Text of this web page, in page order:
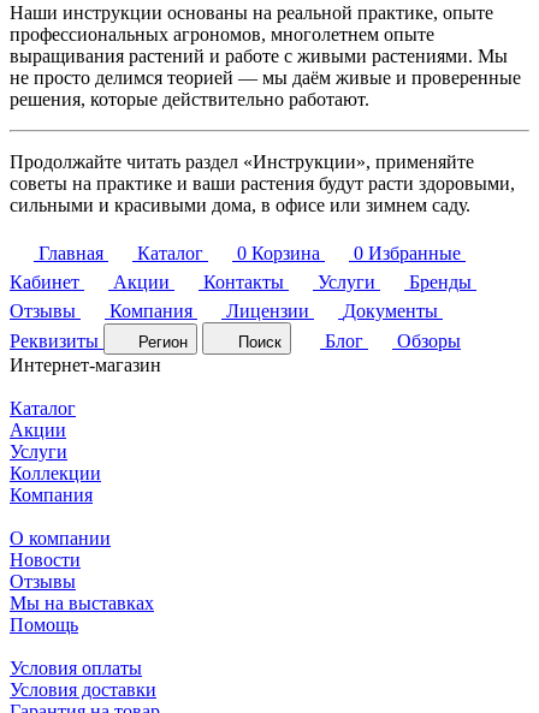
Наши инструкции основаны на реальной практике, опыте
профессиональных агрономов, многолетнем опыте
выращивания растений и работе с живыми растениями. Мы
не просто делимся теорией — мы даём живые и проверенные
решения, которые действительно работают.
Продолжайте читать раздел «Инструкции», применяйте
советы на практике и ваши растения будут расти здоровыми,
сильными и красивыми дома, в офисе или зимнем саду.
Главная Каталог 0 Корзина 0 Избранные
Кабинет
Акции Контакты Услуги
Бренды
Отзывы
Компания Лицензии
Документы
Реквизиты
Регион Поиск Блог
Обзоры
Интернет-магазин
Каталог
Акции
Услуги
Коллекции
Компания
О компании
Новости
Отзывы
Мы на выставках
Помощь
Условия оплаты
Условия доставки